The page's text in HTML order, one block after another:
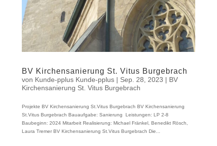
BV Kirchensanierung St. Vitus Burgebrach
von Kunde-pplus Kunde-pplus| Sep. 28, 2023 | BV
Kirchensanierung St. Vitus Burgebrach
Projekte BV Kirchensanierung St.Vitus Burgebrach BV Kirchensanierung
St.Vitus Burgebrach Bauaufgabe: Sanierung Leistungen: LP 2-8
Baubeginn: 2024 Mitarbeit Realisierung: Michael Fränkel, Benedikt Rösch,
Laura Tremer BV Kirchensanierung St.Vitus Burgebrach Die...